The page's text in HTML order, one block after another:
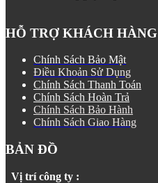
HỖ TRỢ KHÁCH HÀNG
Chính Sách Bảo Mật
Điều Khoản Sử Dụng
Chính Sách Thanh Toán
Chính Sách Hoàn Trả
Chính Sách Bảo Hành
Chính Sách Giao Hàng
BẢN ĐỒ
Vị trí công ty :